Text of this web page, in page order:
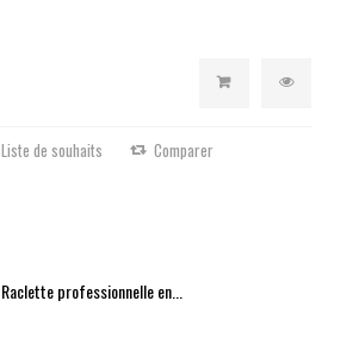
Liste de souhaits Comparer
Raclette professionnelle en...